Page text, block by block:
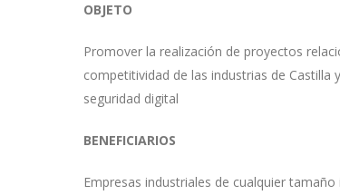
OBJETO
Promover la realización de proyectos
competitividad de las industrias de
seguridad digital
BENEFICIARIOS
Empresas industriales de cualquier